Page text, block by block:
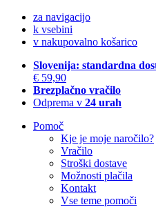
za navigacijo
k vsebini
v nakupovalno košarico
Slovenija: standardna
€ 59,90
Brezplačno vračilo
Odprema v 24 urah
Pomoč
Kje je moje naročilo?
Vračilo
Stroški dostave
Možnosti plačila
Kontakt
Vse teme pomoči